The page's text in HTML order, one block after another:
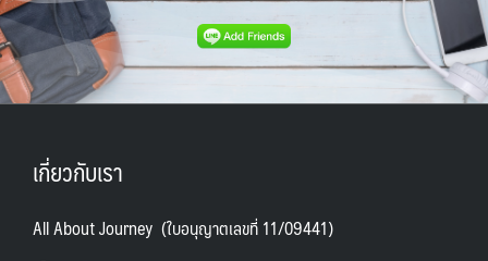
เกี่ยวกับเรา
All About Journey (ใบอนุญาตเลขที่ 11/09441)